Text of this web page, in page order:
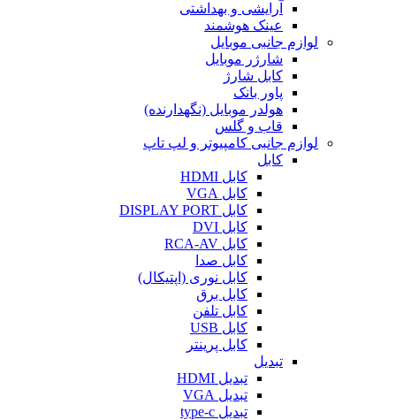
آرایشی و بهداشتی
عینک هوشمند
لوازم جانبی موبایل
شارژر موبایل
کابل شارژ
پاور بانک
هولدر موبایل (نگهدارنده)
قاب و گلس
لوازم جانبی کامپیوتر و لپ تاپ
کابل
کابل HDMI
کابل VGA
کابل DISPLAY PORT
کابل DVI
کابل RCA-AV
کابل صدا
کابل نوری (اپتیکال)
کابل برق
کابل تلفن
کابل USB
کابل پرینتر
تبدیل
تبدیل HDMI
تبدیل VGA
تبدیل type-c